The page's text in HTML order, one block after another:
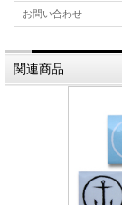
[CAPTAIN
• Size:
•
•
• Flex:
• Front
Foil: Flat
お問い合わせ
関連商品